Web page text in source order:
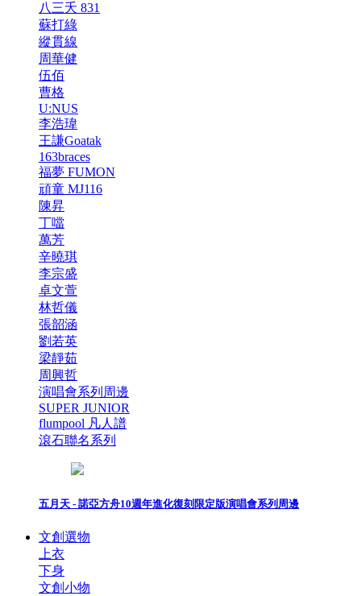
八三夭 831
蘇打綠
縱貫線
周華健
伍佰
曹格
U:NUS
李浩瑋
王謙Goatak
163braces
福夢 FUMON
頑童 MJ116
陳昇
丁噹
萬芳
辛曉琪
李宗盛
卓文萱
林哲儀
張韶涵
劉若英
梁靜茹
周興哲
演唱會系列周邊
SUPER JUNIOR
flumpool 凡人譜
滾石聯名系列
五月天 - 諾亞方舟10週年進化復刻限定版演唱會系列周邊
文創選物
上衣
下身
文創小物